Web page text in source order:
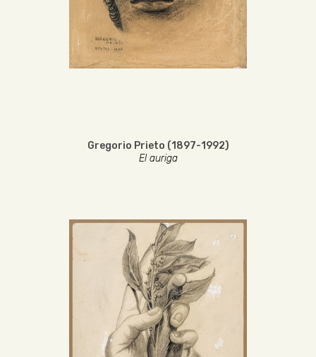
Gregorio Prieto (1897-1992)
El auriga